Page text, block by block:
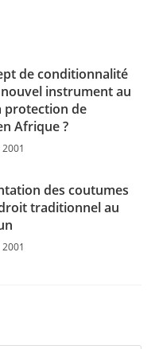
de conditionnalité
instrument au
protection de
Afrique ?
des coutumes
traditionnel au